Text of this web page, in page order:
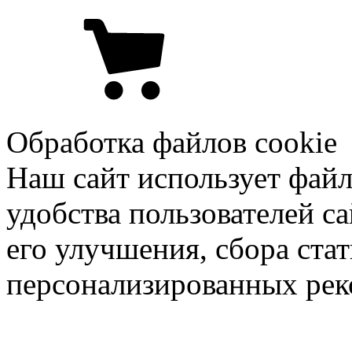
Обработка файлов cookie
Наш сайт использует
удобства пользователей
его улучшения, сбора
персонализированных